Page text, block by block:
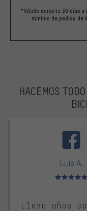
*Válido durante 30 días
mínimo de pedido de
HACEMOS
Luis A.
Valoración
Llevo años